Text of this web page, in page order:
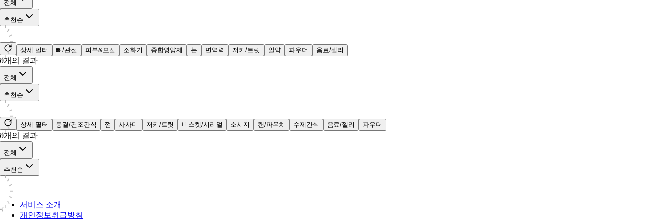
전체
추천순
상세 필터 뼈/관절 피부&모질 소화기 종합영양제 눈 면역력 저키/트릿 알약 파우더 음료/젤리
0개의 결과
전체
추천순
상세 필터 동결/건조간식 껌 사사미 저키/트릿 비스켓/시리얼 소시지 캔/파우치 수제간식 음료/젤리 파우더
0개의 결과
전체
추천순
서비스 소개
개인정보취급방침